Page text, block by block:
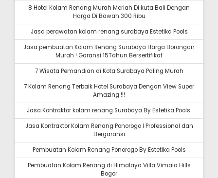
8 Hotel Kolam Renang Murah Meriah Di kuta Bali Dengan
Harga Di Bawah 300 Ribu
Jasa perawatan kolam renang surabaya Estetika Pools
Jasa pembuatan Kolam Renang Surabaya Harga Borongan
Murah ! Garansi 15Tahun Bersertifikat
7 Wisata Pemandian di Kota Surabaya Paling Murah
7 Kolam Renang Terbaik Hotel Surabaya Dengan View Super
Amazing !!!
Jasa Kontraktor kolam renang Surabaya By Estetika Pools
Jasa Kontraktor Kolam Renang Ponorogo I Professional dan
Bergaransi
Pembuatan Kolam Renang Ponorogo By Estetika Pools
Pembuatan Kolam Renang di Himalaya Villa Vimala Hills
Bogor